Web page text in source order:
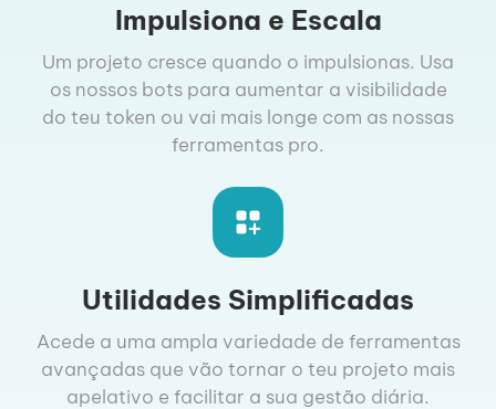
Impulsiona e Escala
Um projeto cresce quando o impulsionas. Usa
os nossos bots para aumentar a visibilidade
do teu token ou vai mais longe com as nossas
ferramentas pro.
Utilidades Simplificadas
Acede a uma ampla variedade de ferramentas
avançadas que vão tornar o teu projeto mais
apelativo e facilitar a sua gestão diária.